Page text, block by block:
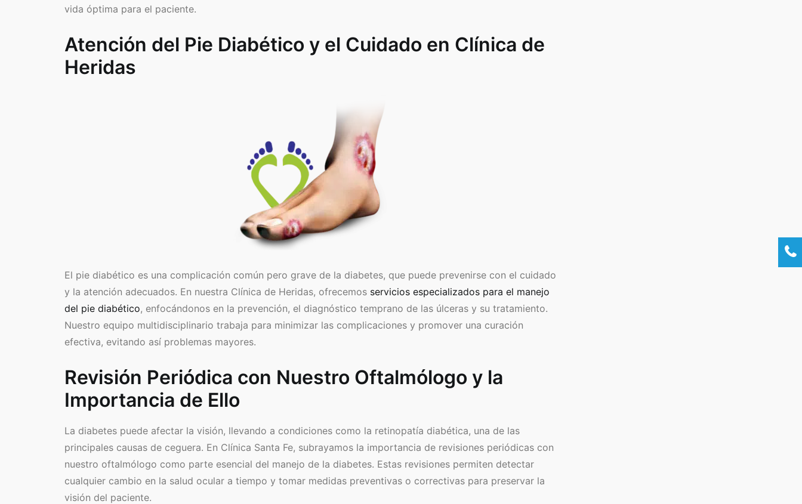
vida óptima para el paciente.
Atención del Pie Diabético y el Cuidado en Clínica de
Heridas
El pie diabético es una complicación común pero grave de la diabetes, que puede prevenirse con el cuidado
y la atención adecuados. En nuestra Clínica de Heridas, ofrecemos servicios especializados para el manejo
del pie diabético, enfocándonos en la prevención, el diagnóstico temprano de las úlceras y su tratamiento.
Nuestro equipo multidisciplinario trabaja para minimizar las complicaciones y promover una curación
efectiva, evitando así problemas mayores.
Revisión Periódica con Nuestro Oftalmólogo y la
Importancia de Ello
La diabetes puede afectar la visión, llevando a condiciones como la retinopatía diabética, una de las
principales causas de ceguera. En Clínica Santa Fe, subrayamos la importancia de revisiones periódicas con
nuestro oftalmólogo como parte esencial del manejo de la diabetes. Estas revisiones permiten detectar
cualquier cambio en la salud ocular a tiempo y tomar medidas preventivas o correctivas para preservar la
visión del paciente.